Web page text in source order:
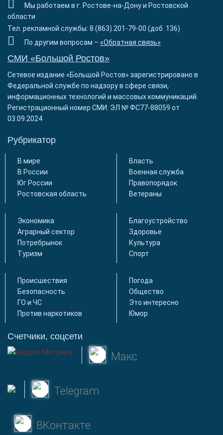
Мы работаем в г. Ростове-на-Дону и Ростовской
области
Тел. рекламной службы: 8 (863) 201-79-00 (доб. 136)
По другим вопросам – «Обратная связь»
СМИ «Большой Ростов»
Сетевое издание «Большой Ростов» зарегистрировано в
Федеральной службе по надзору в сфере связи,
информационных технологий и массовых коммуникаций.
Регистрационный номер СМИ: ЭЛ № ФС77-88059 от
03.09.2024
Рубрикатор
В мире
В России
Юг России
Ростовская область
Власть
Военная служба
Правопорядок
Ветераны
Экономика
Аграрный сектор
Потребрынок
Туризм
Благоустройство
Здоровье
Культура
Спорт
Происшествия
Безопасность
ГО и ЧС
Против наркотиков
Погода
Общество
Это интересно
Юмор
Счетчики, соцсети
Макс
Telegram
ВКонтакте